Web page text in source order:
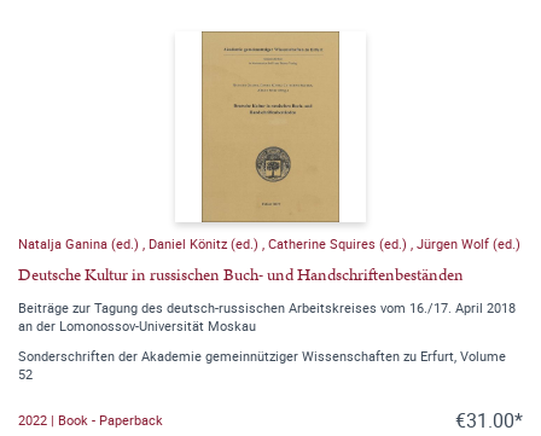
Natalja Ganina (ed.) Daniel Könitz (ed.) Catherine Squires (ed.) Jürgen Wolf (ed.)
Deutsche Kultur in russischen Buch- und Handschriftenbeständen
Beiträge zur Tagung des deutsch-russischen Arbeitskreises vom 16./17. April 2018
an der Lomonossov-Universität Moskau
Sonderschriften der Akademie gemeinnütziger Wissenschaften zu Erfurt, Volume
52
2022 | Book - Paperback €31.00*